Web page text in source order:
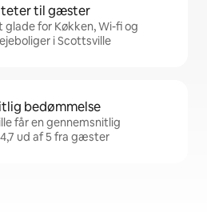
til gæster
for Køkken, Wi-fi og
i Scottsville
bedømmelse
får en gennemsnitlig
ud af 5 fra gæster